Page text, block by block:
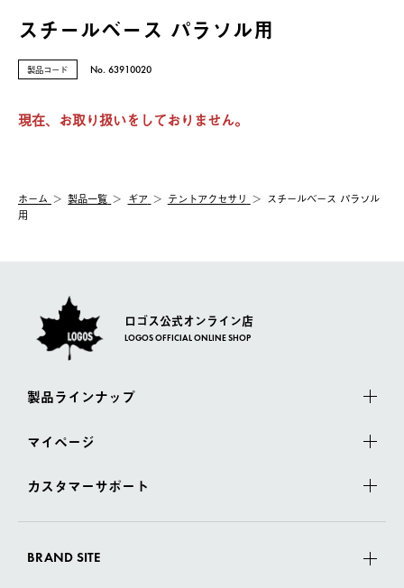
スチールベース パラソル用
製品コード No. 63910020
現在、お取り扱いをしておりません。
ホーム 製品⼀覧 ギア テントアクセサリ
スチールベース パラソル
用
ロゴス公式オンライン店
LOGOS OFFICIAL ONLINE SHOP
製品ラインナップ
マイページ
カスタマーサポート
BRAND SITE